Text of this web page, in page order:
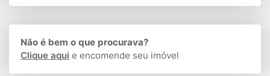
Não é bem o que procurava?
Clique aqui e encomende seu imóvel